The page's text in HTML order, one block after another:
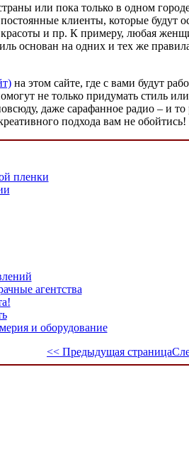
или пока только в одном
клиенты, которые будут
и пр. К примеру, любая
основан на одних и тех же
на этом сайте, где с вами будут
не только придумать стиль
даже сарафанное радио – и
подхода вам не обойтись!
пленки
агентства
и оборудование
<< Предыдущая страница